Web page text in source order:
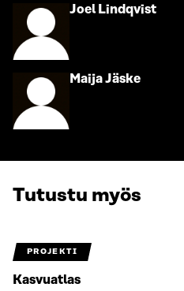
Joel LindqvistSiirry
Maija JäskeSiirry
Tutustu myös
PROJEKTI
Kasvuatlas